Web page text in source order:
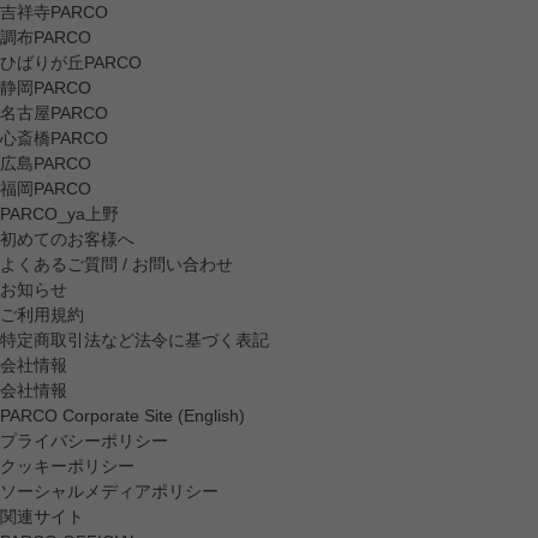
吉祥寺PARCO
調布PARCO
ひばりが丘PARCO
静岡PARCO
名古屋PARCO
心斎橋PARCO
広島PARCO
福岡PARCO
PARCO_ya上野
初めてのお客様へ
よくあるご質問 / お問い合わせ
お知らせ
ご利用規約
特定商取引法など法令に基づく表記
会社情報
会社情報
PARCO Corporate Site (English)
プライバシーポリシー
クッキーポリシー
ソーシャルメディアポリシー
関連サイト